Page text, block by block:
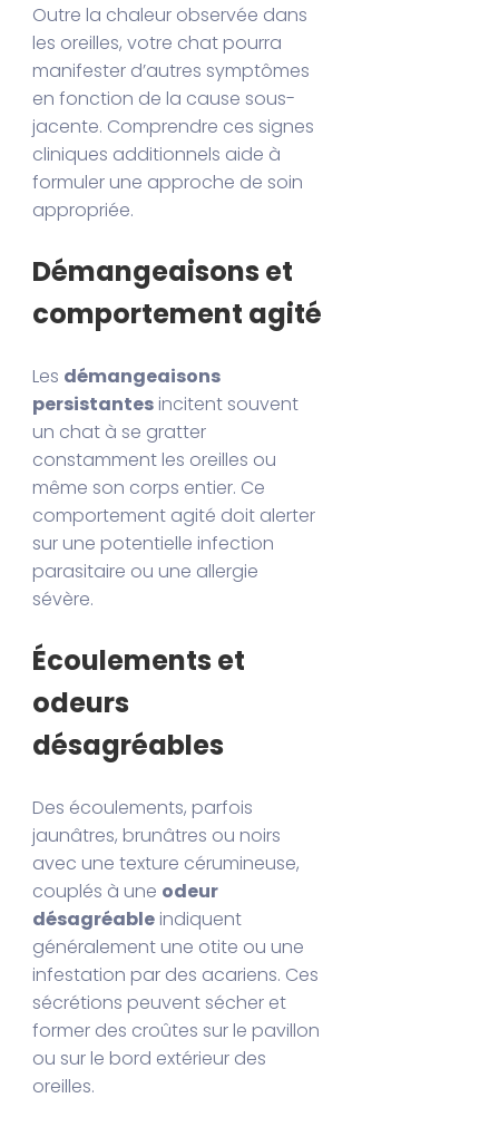
Outre la chaleur observée dans
les oreilles, votre chat pourra
manifester d’autres symptômes
en fonction de la cause sous-
jacente. Comprendre ces signes
cliniques additionnels aide à
formuler une approche de soin
appropriée.
Démangeaisons et
comportement agité
Les démangeaisons
persistantes incitent souvent
un chat à se gratter
constamment les oreilles ou
même son corps entier. Ce
comportement agité doit alerter
sur une potentielle infection
parasitaire ou une allergie
sévère.
Écoulements et
odeurs
désagréables
Des écoulements, parfois
jaunâtres, brunâtres ou noirs
avec une texture cérumineuse,
couplés à une odeur
désagréable indiquent
généralement une otite ou une
infestation par des acariens. Ces
sécrétions peuvent sécher et
former des croûtes sur le pavillon
ou sur le bord extérieur des
oreilles.